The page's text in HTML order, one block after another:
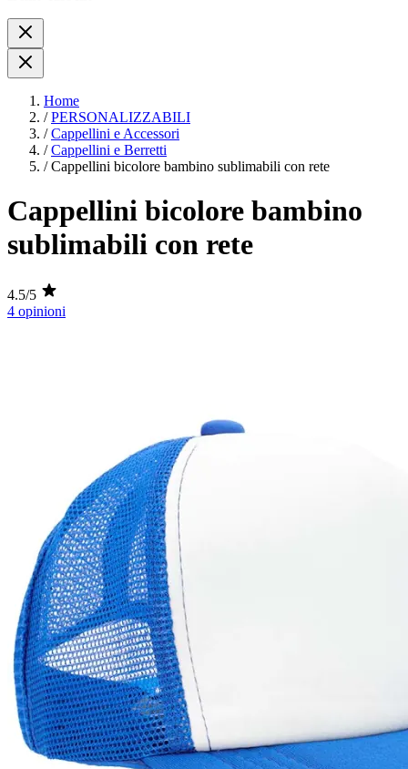
Home
/ PERSONALIZZABILI
/ Cappellini e Accessori
/ Cappellini e Berretti
/ Cappellini bicolore bambino sublimabili con rete
Cappellini bicolore bambino
sublimabili con rete
4.5/5
4 opinioni